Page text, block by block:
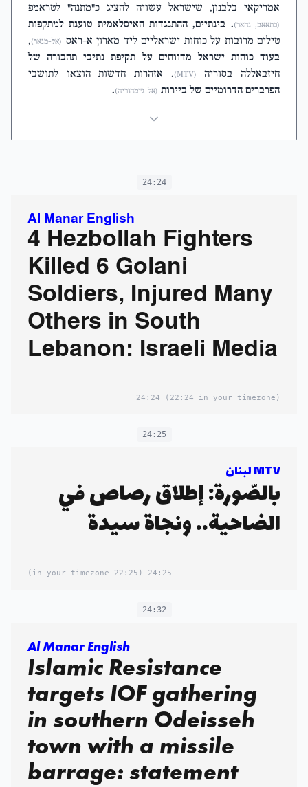
אמריקאי בלבנון, שישראל עשויה להציג כ"מתנה" לטראמפ
(כתאאב, נהאר). בינתיים, ההתנגדות האיסלאמית טוענת למתקפות
טילים מרובות על כוחות ישראליים ליד מארון א-ראס (אל-מנאר),
בעוד כוחות ישראל מדווחים על תקיפת נתיבי תחבורה של
חיזבאללה בסוריה
(MTV)
. אזהרות חדשות הוצאו לתושבי
הפרברים הדרומיים של ביירות (אל-ג'ומהוריה).
24:24
Al Manar English
4 Hezbollah Fighters
Killed 6 Golani
Soldiers, Injured Many
Others in South
Lebanon: Israeli Media
24:24 (22:24 in your timezone)
24:25
MTV لبنان
بالصّورة: إطلاق رصاص في
الضاحية.. ونجاة سيدة
24:25
(22:25 in your timezone)
24:32
Al Manar English
Islamic Resistance
targets IOF gathering
in southern Odeisseh
town with a missile
barrage: statement